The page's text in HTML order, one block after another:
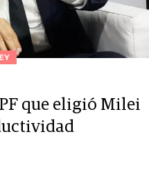
que eligió Milei